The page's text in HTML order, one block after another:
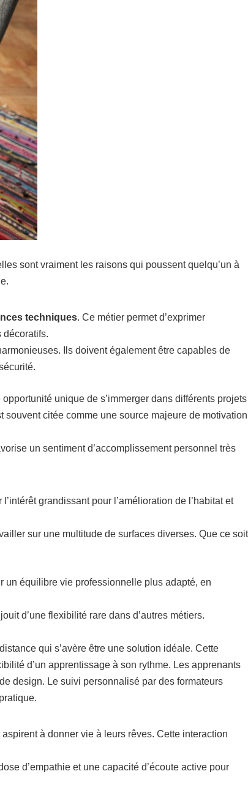
sont vraiment les raisons qui poussent quelqu’un à
techniques. Ce métier permet d’exprimer
décoratifs.
Ils doivent également être capables de
unique de s’immerger dans différents projets
citée comme une source majeure de motivation
un sentiment d’accomplissement personnel très
grandissant pour l’amélioration de l’habitat et
sur une multitude de surfaces diverses. Que ce soit
un équilibre vie professionnelle plus adapté, en
d’une flexibilité rare dans d’autres métiers.
qui s’avère être une solution idéale. Cette
d’un apprentissage à son rythme. Les apprenants
design. Le suivi personnalisé par des formateurs
à donner vie à leurs rêves. Cette interaction
d’empathie et une capacité d’écoute active pour